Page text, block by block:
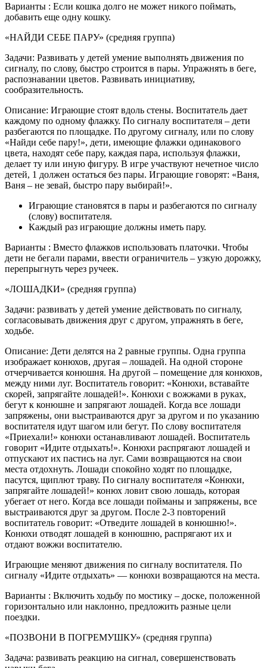
Варианты : Если кошка долго не может никого поймать,
добавить еще одну кошку.
«НАЙДИ СЕБЕ ПАРУ» (средняя группа)
Задачи: Развивать у детей умение выполнять движения по
сигналу, по слову, быстро строится в пары. Упражнять в беге,
распознавании цветов. Развивать инициативу,
сообразительность.
Описание: Играющие стоят вдоль стены. Воспитатель дает
каждому по одному флажку. По сигналу воспитателя – дети
разбегаются по площадке. По другому сигналу, или по слову
«Найди себе пару!», дети, имеющие флажки одинакового
цвета, находят себе пару, каждая пара, используя флажки,
делает ту или иную фигуру. В игре участвуют нечетное число
детей, 1 должен остаться без пары. Играющие говорят: «Ваня,
Ваня – не зевай, быстро пару выбирай!».
Играющие становятся в пары и разбегаются по сигналу
(слову) воспитателя.
Каждый раз играющие должны иметь пару.
Варианты : Вместо флажков использовать платочки. Чтобы
дети не бегали парами, ввести ограничитель – узкую дорожку,
перепрыгнуть через ручеек.
«ЛОШАДКИ» (средняя группа)
Задачи: развивать у детей умение действовать по сигналу,
согласовывать движения друг с другом, упражнять в беге,
ходьбе.
Описание: Дети делятся на 2 равные группы. Одна группа
изображает конюхов, другая – лошадей. На одной стороне
отчерчивается конюшня. На другой – помещение для конюхов,
между ними луг. Воспитатель говорит: «Конюхи, вставайте
скорей, запрягайте лошадей!». Конюхи с вожжами в руках,
бегут к конюшне и запрягают лошадей. Когда все лошади
запряжены, они выстраиваются друг за другом и по указанию
воспитателя идут шагом или бегут. По слову воспитателя
«Приехали!» конюхи останавливают лошадей. Воспитатель
говорит «Идите отдыхать!». Конюхи распрягают лошадей и
отпускают их пастись на луг. Сами возвращаются на свои
места отдохнуть. Лошади спокойно ходят по площадке,
пасутся, щиплют траву. По сигналу воспитателя «Конюхи,
запрягайте лошадей!» конюх ловит свою лошадь, которая
убегает от него. Когда все лошади пойманы и запряжены, все
выстраиваются друг за другом. После 2-3 повторений
воспитатель говорит: «Отведите лошадей в конюшню!».
Конюхи отводят лошадей в конюшню, распрягают их и
отдают вожжи воспитателю.
Играющие меняют движения по сигналу воспитателя. По
сигналу «Идите отдыхать» — конюхи возвращаются на места.
Варианты : Включить ходьбу по мостику – доске, положенной
горизонтально или наклонно, предложить разные цели
поездки.
«ПОЗВОНИ В ПОГРЕМУШКУ» (средняя группа)
Задача: развивать реакцию на сигнал, совершенствовать